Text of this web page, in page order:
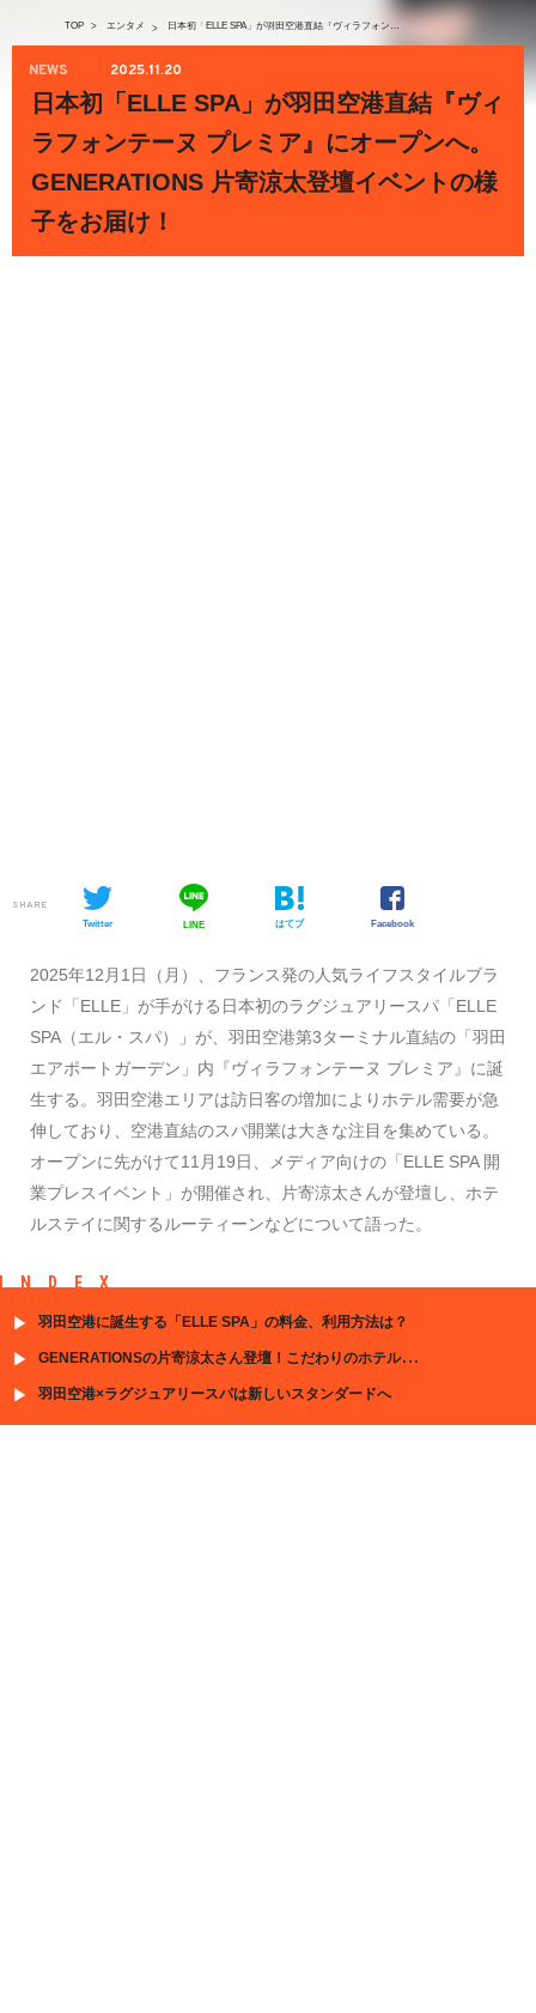
TOP > エンタメ > 日本初「ELLE SPA」が羽田空港直結『ヴィラフォンテーヌ プレミア』にオープンへ。GENERATIONS 片寄涼太登壇イベントの様子をお届け！
NEWS 2025.11.20
日本初「ELLE SPA」が羽田空港直結『ヴィ
ラフォンテーヌ プレミア』にオープンへ。
GENERATIONS 片寄涼太登壇イベントの様
子をお届け！
SHARE
Twitter LINE はてブ Facebook
2025年12月1日（月）、フランス発の人気ライフスタイルブラ
ンド「ELLE」が手がける日本初のラグジュアリースパ「ELLE
SPA（エル・スパ）」が、羽田空港第3ターミナル直結の「羽田
エアポートガーデン」内『ヴィラフォンテーヌ プレミア』に誕
生する。羽田空港エリアは訪日客の増加によりホテル需要が急
伸しており、空港直結のスパ開業は大きな注目を集めている。
オープンに先がけて11月19日、メディア向けの「ELLE SPA 開
業プレスイベント」が開催され、片寄涼太さんが登壇し、ホテ
ルステイに関するルーティーンなどについて語った。
INDEX
羽田空港に誕生する「ELLE SPA」の料金、利用方法は？
GENERATIONSの片寄涼太さん登壇！こだわりのホテルステイは？
羽田空港×ラグジュアリースパは新しいスタンダードへ